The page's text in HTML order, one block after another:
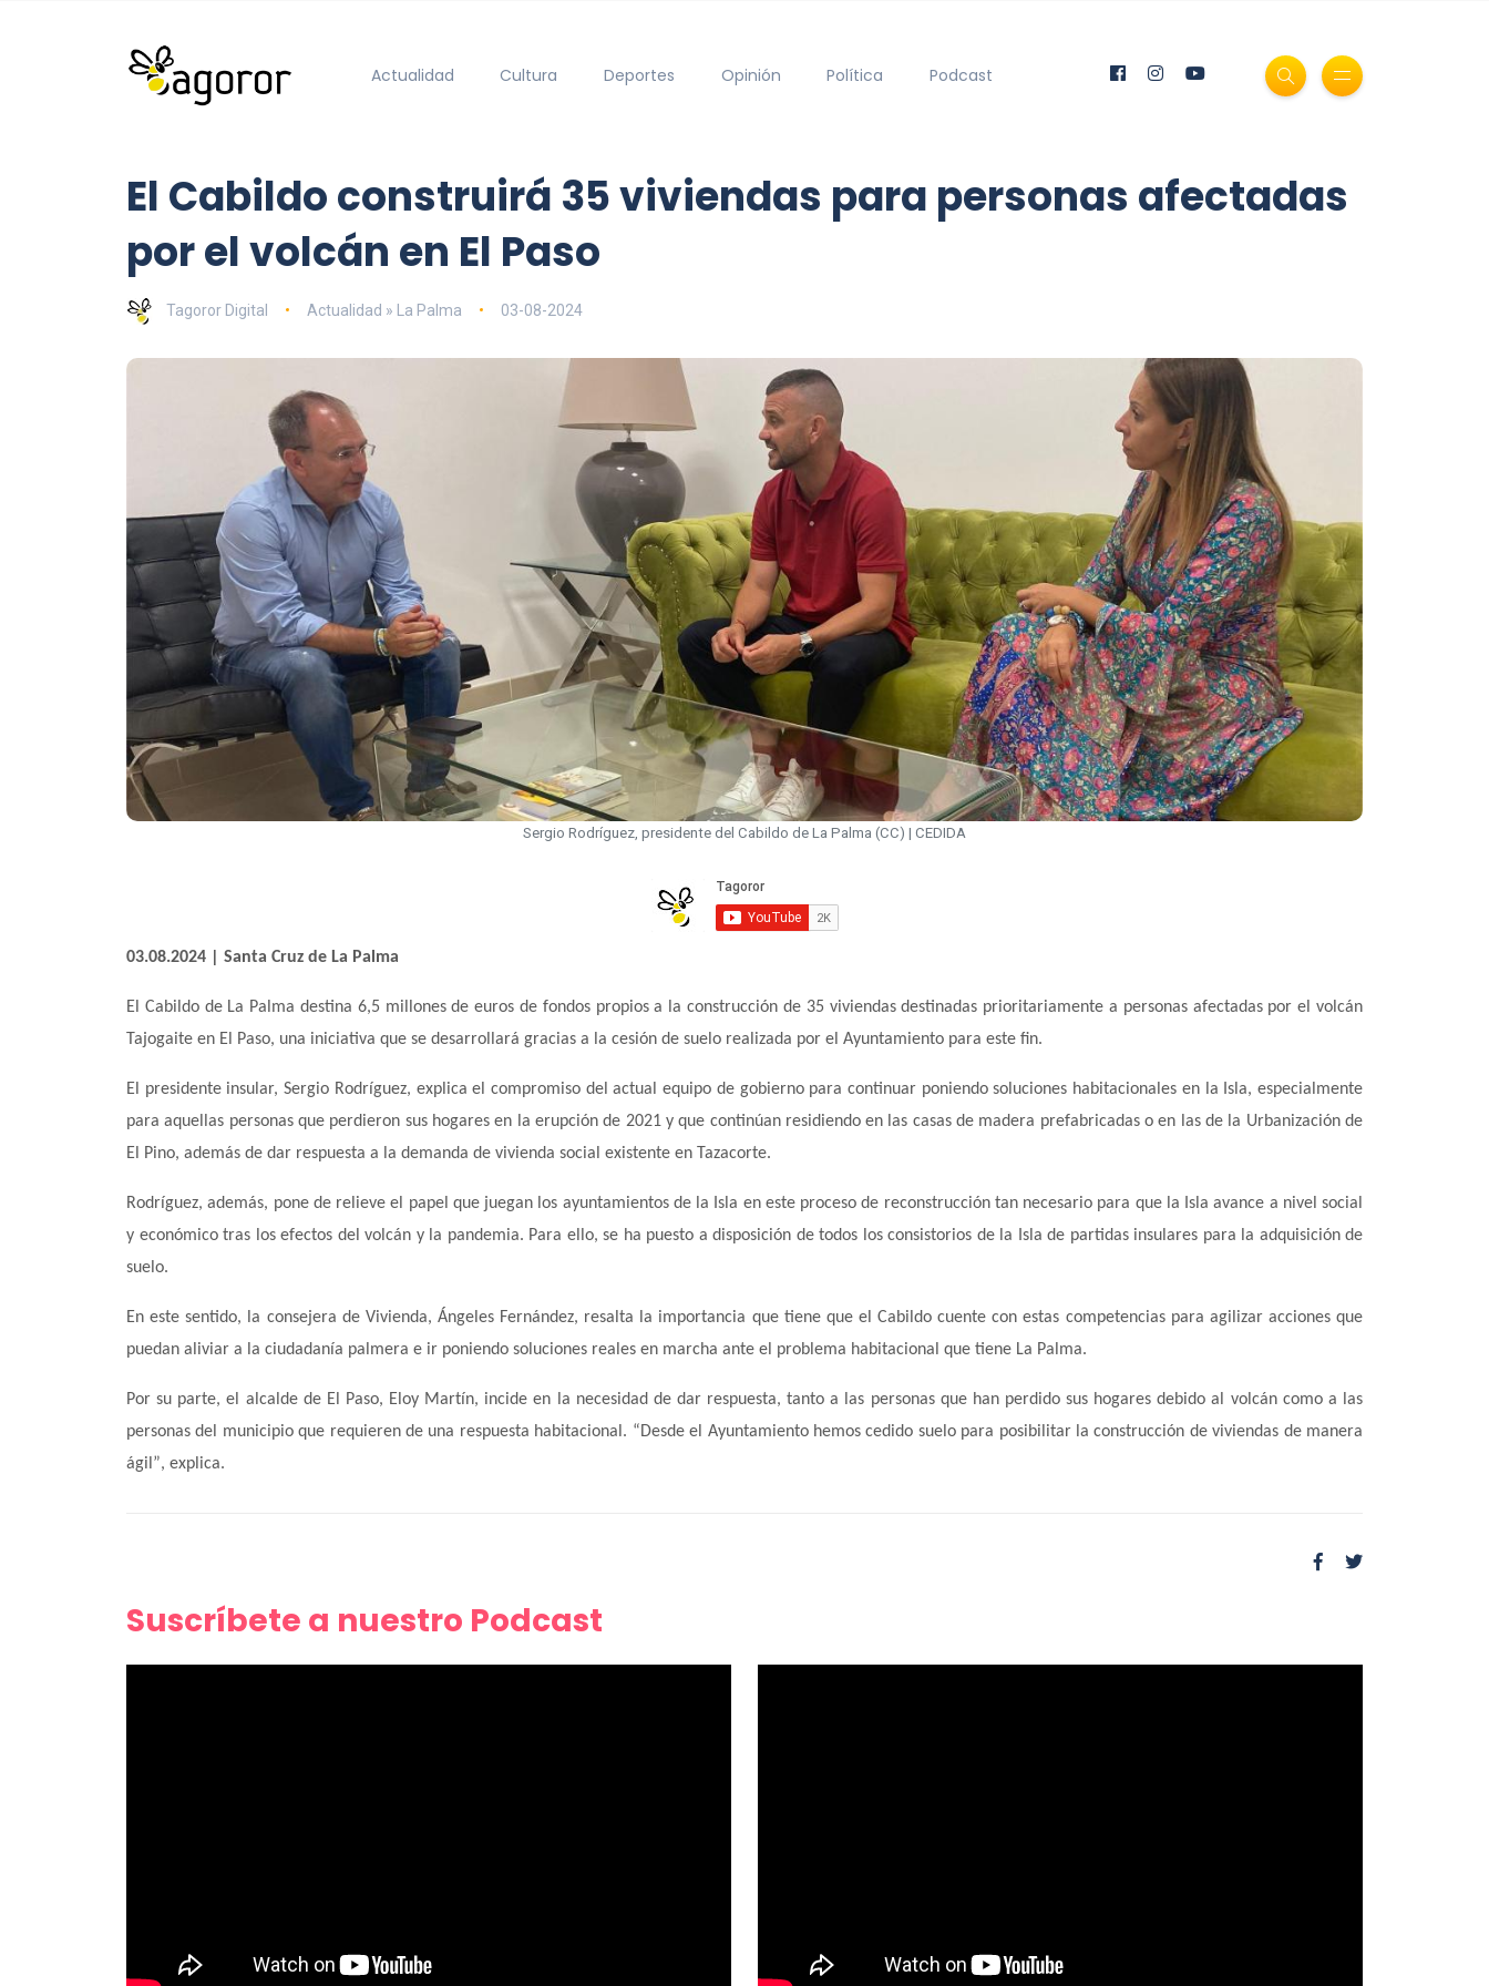
Actualidad Cultura Deportes Opinión Política Podcast
El Cabildo construirá 35 viviendas para personas afectadas
por el volcán en El Paso
Tagoror Digital Actualidad » La Palma 03-08-2024
Sergio Rodríguez, presidente del Cabildo de La Palma (CC) | CEDIDA
03.08.2024 | Santa Cruz de La Palma
El Cabildo de La Palma destina 6,5 millones de euros de fondos propios a la construcción de 35 viviendas destinadas prioritariamente a personas afectadas por el volcán
Tajogaite en El Paso, una iniciativa que se desarrollará gracias a la cesión de suelo realizada por el Ayuntamiento para este fin.
El presidente insular, Sergio Rodríguez, explica el compromiso del actual equipo de gobierno para continuar poniendo soluciones habitacionales en la Isla, especialmente
para aquellas personas que perdieron sus hogares en la erupción de 2021 y que continúan residiendo en las casas de madera prefabricadas o en las de la Urbanización de
El Pino, además de dar respuesta a la demanda de vivienda social existente en Tazacorte.
Rodríguez, además, pone de relieve el papel que juegan los ayuntamientos de la Isla en este proceso de reconstrucción tan necesario para que la Isla avance a nivel social
y económico tras los efectos del volcán y la pandemia. Para ello, se ha puesto a disposición de todos los consistorios de la Isla de partidas insulares para la adquisición de
suelo.
En este sentido, la consejera de Vivienda, Ángeles Fernández, resalta la importancia que tiene que el Cabildo cuente con estas competencias para agilizar acciones que
puedan aliviar a la ciudadanía palmera e ir poniendo soluciones reales en marcha ante el problema habitacional que tiene La Palma.
Por su parte, el alcalde de El Paso, Eloy Martín, incide en la necesidad de dar respuesta, tanto a las personas que han perdido sus hogares debido al volcán como a las
personas del municipio que requieren de una respuesta habitacional. “Desde el Ayuntamiento hemos cedido suelo para posibilitar la construcción de viviendas de manera
ágil”, explica.
Suscríbete a nuestro Podcast